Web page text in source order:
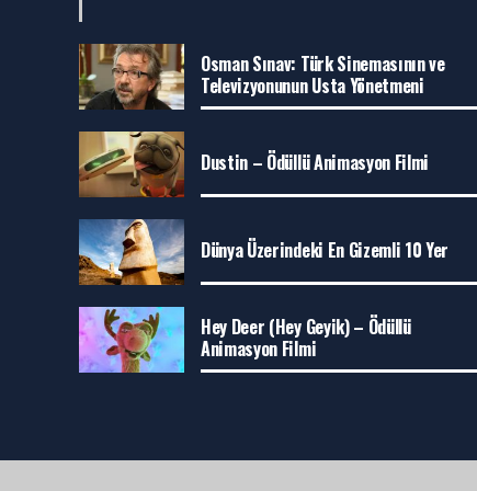
Osman Sınav: Türk Sinemasının ve
Televizyonunun Usta Yönetmeni
Dustin – Ödüllü Animasyon Filmi
Dünya Üzerindeki En Gizemli 10 Yer
Hey Deer (Hey Geyik) – Ödüllü
Animasyon Filmi